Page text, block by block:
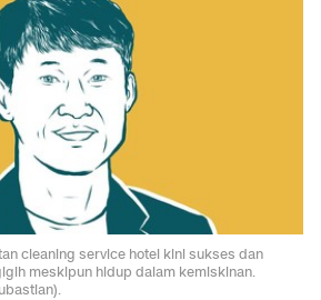
cleaning service hotel kini sukses dan
meskipun hidup dalam kemiskinan.